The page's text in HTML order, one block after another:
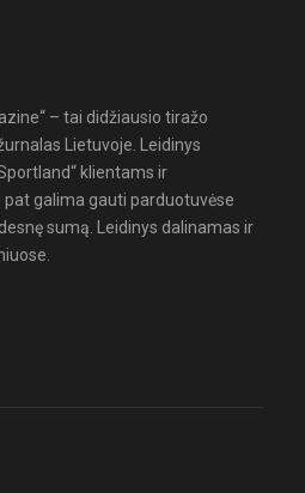
– tai didžiausio tiražo
Lietuvoje. Leidinys
klientams ir
galima gauti parduotuvėse
sumą. Leidinys dalinamas ir